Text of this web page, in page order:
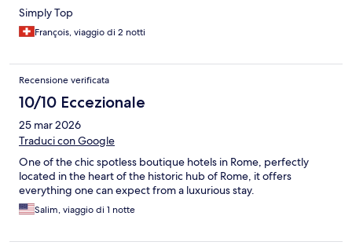
Simply Top
François, viaggio di 2 notti
Recensione verificata
10/10 Eccezionale
25 mar 2026
Traduci con Google
One of the chic spotless boutique hotels in Rome, perfectly
located in the heart of the historic hub of Rome, it offers
everything one can expect from a luxurious stay.
Salim, viaggio di 1 notte